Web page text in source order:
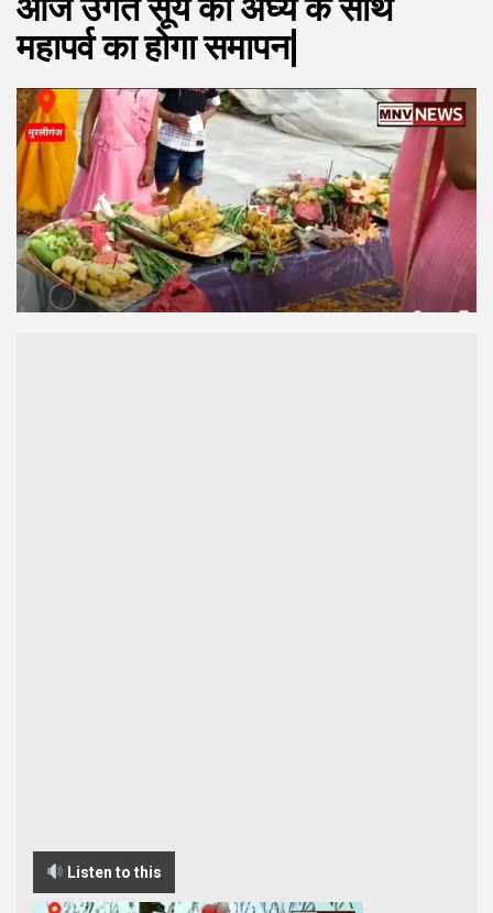
आज उगते सूर्य को अर्घ्य के साथ
महापर्व का होगा समापन|
Listen to this